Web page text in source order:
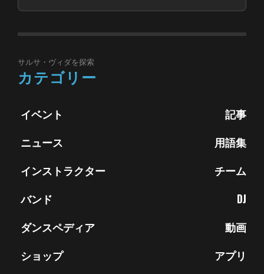
サルサ・ヴィダを探索
カテゴリー
記事
イベント
用語集
ニュース
チーム
インストラクター
DJ
バンド
動画
ダンスペディア
アプリ
ショップ